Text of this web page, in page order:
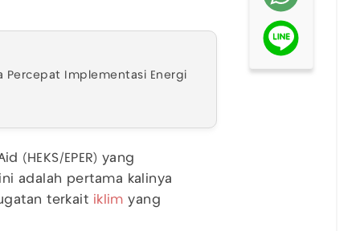
Percepat Implementasi Energi
(HEKS/EPER) yang
adalah pertama kalinya
terkait iklim yang